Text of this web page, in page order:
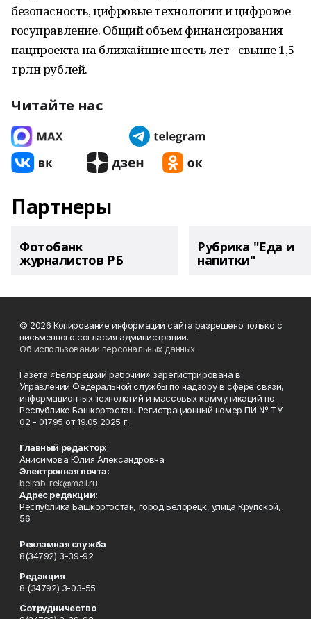
безопасность, цифровые технологии и цифровое
госуправление. Общий объем финансирования
нацпроекта на ближайшие шесть лет - свыше 1,5
трлн рублей.
Читайте нас
Партнеры
Фотобанк
журналистов РБ
Рубрика "Еда и
напитки"
© 2026 Копирование информации сайта разрешено только с
письменного согласия администрации.
Об использовании персональных данных
Газета «Белорецкий рабочий» зарегистрирована в
Управлении Федеральной службы по надзору в сфере связи,
информационных технологий и массовых коммуникаций по
Республике Башкортостан. Регистрационный номер ПИ № ТУ
02 - 01795 от 19.05.2025 г.
Главный редактор:
Анисимова Юлия Александровна
Электронная почта:
belrab-rek@mail.ru
Адрес редакции:
Республика Башкортостан, город Белорецк, улица Крупской,
56.
Рекламная служба
8(34792) 3-39-92
Редакция
8 (34792) 3-03-55
Сотрудничество